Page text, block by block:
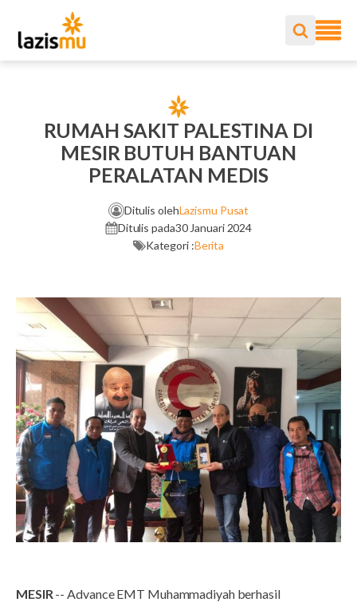
RUMAH SAKIT PALESTINA DI
MESIR BUTUH BANTUAN
PERALATAN MEDIS
Ditulis olehLazismu Pusat
Ditulis pada30 Januari 2024
Kategori :Berita
MESIR -- Advance EMT Muhammadiyah berhasil